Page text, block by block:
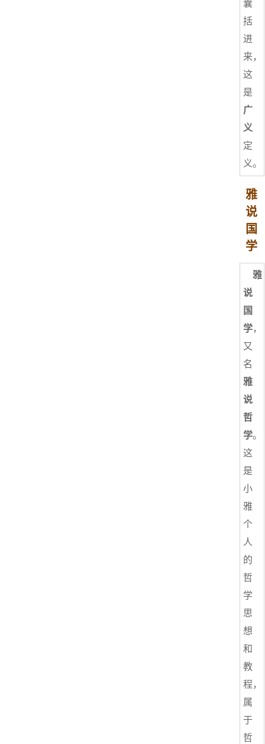
囊
括
进
来，
这
是
广
义
定
义。
雅
说
国
学
雅
说
国
学，
又
名
雅
说
哲
学。
这
是
小
雅
个
人
的
哲
学
思
想
和
教
程，
属
于
哲